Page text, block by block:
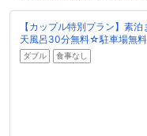
【カップル特別プラン】素
天風呂30分無料☆駐車場無
ダブル 食事なし